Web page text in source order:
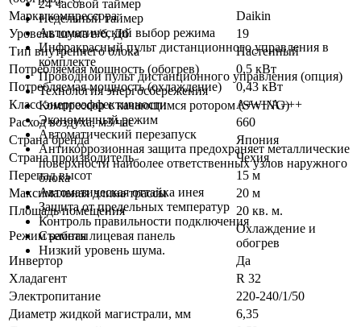
24 часовой таймер
Недельный таймер
Автоматический выбор режима
Инфракрасный пульт дистанционного управления в
комплекте
Проводной пульт дистанционного управления (опция)
Технология энергосбережения
Компрессор с качающимся ротором (SWING)
Экономичный режим
Автоматический перезапуск
Антикоррозионная защита предохраняет металлические
поверхности наиболее ответственных узлов наружного
блока
Автоматическая оттайка инея
Защита от предельных температур
Контроль правильности подключения
Съемная лицевая панель
Низкий уровень шума.
Марка компрессора
Daikin
Уровень шума в/б, Дб
19
Тип внутреннего блока
Настенный
Потребляемая мощность (обогрев)
0,5 кВт
Потребляемая мощность (охлаждение)
0,43 кВт
Класс энергоэффективности
A+++/A+++
Расход воздуха, м3/час
660
Страна бренда
Япония
Страна производитель
Чехия
Перепад высот
15 м
Максимальная длина трассы
20 м
Площадь помещения
20 кв. м.
Режим работы
Охлаждение и
обогрев
Инвертор
Да
Хладагент
R 32
Электропитание
220-240/1/50
Диаметр жидкой магистрали, мм
6,35